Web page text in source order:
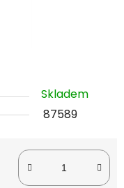
Skladem
87589